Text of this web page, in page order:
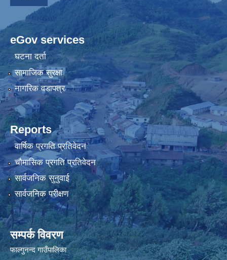
eGov services
घटना दर्ता
सामाजिक सुरक्षा
नागरिक वडापत्र
Reports
वार्षिक प्रगति प्रतिवेदन
चौमासिक प्रगति प्रतिवेदन
सार्वजनिक सुनुवाई
सार्वजनिक परीक्षण
सम्पर्क विवरण
फाल्गुनन्द गाउँपालिका